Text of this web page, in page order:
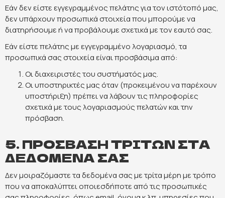
Εάν δεν είστε εγγεγραμμένος πελάτης για τον ιστότοπό μας,
δεν υπάρχουν προσωπικά στοιχεία που μπορούμε να
διατηρήσουμε ή να προβάλουμε σχετικά με τον εαυτό σας.
Εάν είστε πελάτης με εγγεγραμμένο λογαριασμό, τα
προσωπικά σας στοιχεία είναι προσβάσιμα από:
Οι διαχειριστές του συστήματός μας.
Οι υποστηρικτές μας όταν (προκειμένου να παρέχουν
υποστήριξη) πρέπει να λάβουν τις πληροφορίες
σχετικά με τους λογαριασμούς πελατών και την
πρόσβαση.
5. ΠΡΟΣΒΑΣΗ ΤΡΙΤΩΝ ΣΤΑ
ΔΕΔΟΜΕΝΑ ΣΑΣ
Δεν μοιραζόμαστε τα δεδομένα σας με τρίτα μέρη με τρόπο
που να αποκαλύπτει οποιεσδήποτε από τις προσωπικές